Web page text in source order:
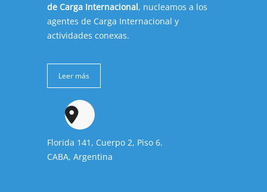
de Carga Internacional, nucleamos a los
agentes de Carga Internacional y
actividades conexas.
Leer más
Florida 141, Cuerpo 2, Piso 6.
CABA, Argentina